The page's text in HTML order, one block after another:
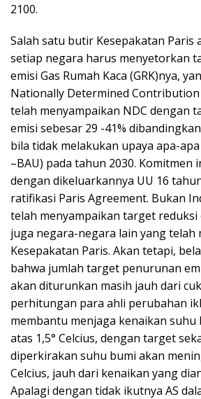
2100.
Salah satu butir Kesepakatan Paris
setiap negara harus menyetorkan
emisi Gas Rumah Kaca (GRK)nya,
Nationally Determined Contribution
telah menyampaikan NDC dengan
emisi sebesar 29 -41%
bila tidak melakukan upaya apa-
–BAU) pada tahun 2030. Komitmen
dengan dikeluarkannya UU 16
ratifikasi Paris Agreement. Bukan
telah menyampaikan target reduksi
juga negara-negara lain yang telah
Kesepakatan Paris. Akan tetapi,
bahwa jumlah target penurunan
akan diturunkan masih jauh dari
perhitungan para ahli perubahan
membantu menjaga kenaikan
atas 1,5° Celcius, dengan target
diperkirakan suhu bumi akan
Celcius, jauh dari kenaikan yang
Apalagi dengan tidak ikutnya AS